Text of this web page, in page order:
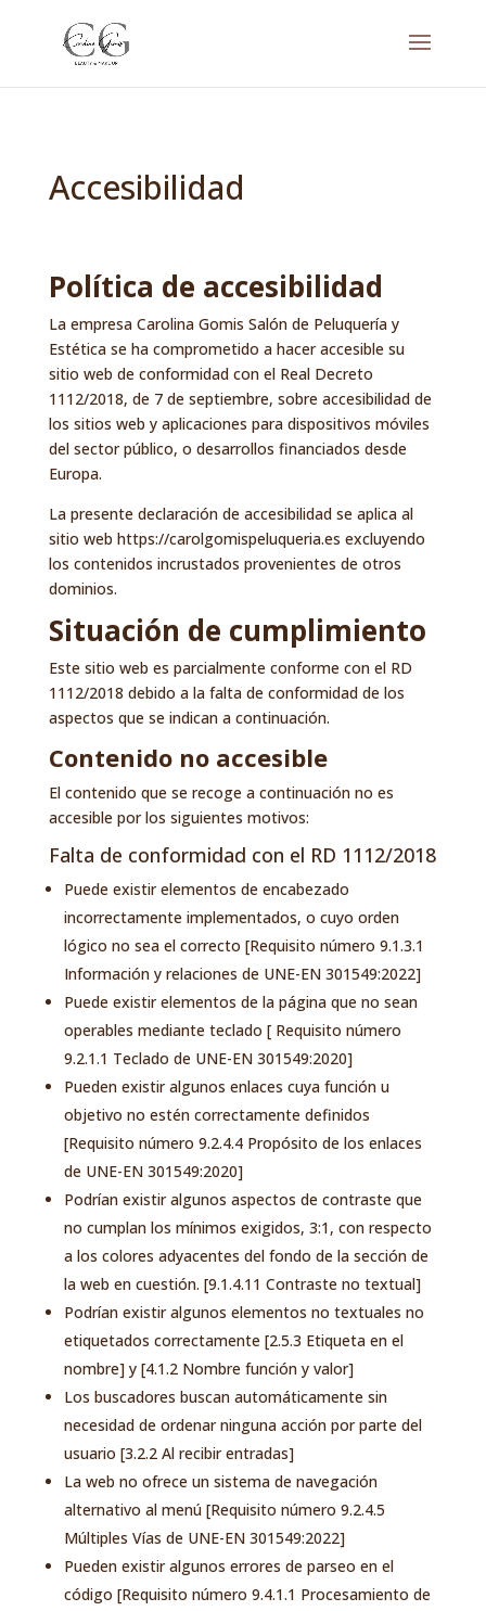
Accesibilidad
Política de accesibilidad
La empresa Carolina Gomis Salón de Peluquería y
Estética se ha comprometido a hacer accesible su
sitio web de conformidad con el Real Decreto
1112/2018, de 7 de septiembre, sobre accesibilidad de
los sitios web y aplicaciones para dispositivos móviles
del sector público, o desarrollos financiados desde
Europa.
La presente declaración de accesibilidad se aplica al
sitio web https://carolgomispeluqueria.es excluyendo
los contenidos incrustados provenientes de otros
dominios.
Situación de cumplimiento
Este sitio web es parcialmente conforme con el RD
1112/2018 debido a la falta de conformidad de los
aspectos que se indican a continuación.
Contenido no accesible
El contenido que se recoge a continuación no es
accesible por los siguientes motivos:
Falta de conformidad con el RD 1112/2018
Puede existir elementos de encabezado
incorrectamente implementados, o cuyo orden
lógico no sea el correcto [Requisito número 9.1.3.1
Información y relaciones de UNE-EN 301549:2022]
Puede existir elementos de la página que no sean
operables mediante teclado [ Requisito número
9.2.1.1 Teclado de UNE-EN 301549:2020]
Pueden existir algunos enlaces cuya función u
objetivo no estén correctamente definidos
[Requisito número 9.2.4.4 Propósito de los enlaces
de UNE-EN 301549:2020]
Podrían existir algunos aspectos de contraste que
no cumplan los mínimos exigidos, 3:1, con respecto
a los colores adyacentes del fondo de la sección de
la web en cuestión. [9.1.4.11 Contraste no textual]
Podrían existir algunos elementos no textuales no
etiquetados correctamente [2.5.3 Etiqueta en el
nombre] y [4.1.2 Nombre función y valor]
Los buscadores buscan automáticamente sin
necesidad de ordenar ninguna acción por parte del
usuario [3.2.2 Al recibir entradas]
La web no ofrece un sistema de navegación
alternativo al menú [Requisito número 9.2.4.5
Múltiples Vías de UNE-EN 301549:2022]
Pueden existir algunos errores de parseo en el
código [Requisito número 9.4.1.1 Procesamiento de